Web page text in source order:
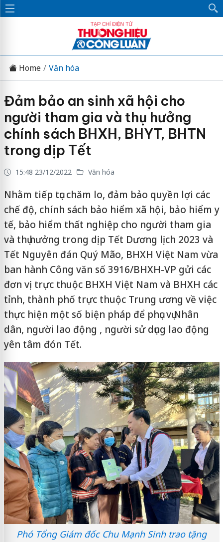
Home Văn hóa
Đảm bảo an sinh xã hội cho
người tham gia và thụ hưởng
chính sách BHXH, BHYT, BHTN
trong dịp Tết
15:48 23/12/2022 Văn hóa
Nhằm tiếp tục chăm lo, đảm bảo quyền lợi các
chế độ, chính sách bảo hiểm xã hội, bảo hiểm y
tế, bảo hiểm thất nghiệp cho người tham gia
và thụ hưởng trong dịp Tết Dương lịch 2023 và
Tết Nguyên đán Quý Mão, BHXH Việt Nam vừa
ban hành Công văn số 3916/BHXH-VP gửi các
đơn vị trực thuộc BHXH Việt Nam và BHXH các
tỉnh, thành phố trực thuộc Trung ương về việc
thực hiện một số biện pháp để phục vụ Nhân
dân, người lao động , người sử dụng lao động
yên tâm đón Tết.
Phó Tổng Giám đốc Chu Mạnh Sinh trao tặng